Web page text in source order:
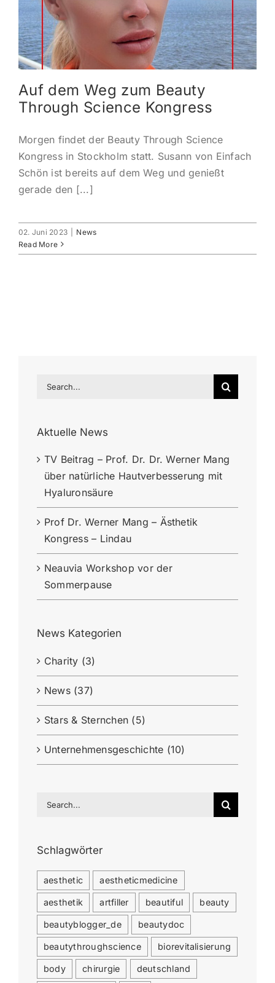
KONTAKT
ANMELDEN
IHR WARENKORB
SEARCH
Auf dem Weg zum Beauty
Through Science Kongress
Morgen findet der Beauty Through Science
Kongress in Stockholm statt. Susann von Einfach
Schön ist bereits auf dem Weg und genießt
gerade den [...]
02. Juni 2023
News
Read More
Search
Aktuelle News
TV Beitrag – Prof. Dr. Dr. Werner Mang
über natürliche Hautverbesserung mit
Hyaluronsäure
Prof Dr. Werner Mang – Ästhetik
Kongress – Lindau
Neauvia Workshop vor der
Sommerpause
News Kategorien
Charity (3)
News (37)
Stars & Sternchen (5)
Unternehmensgeschichte (10)
Search
Schlagwörter
aesthetic aestheticmedicine
aesthetik artfiller beautiful beauty
beautyblogger_de beautydoc
beautythroughscience biorevitalisierung
body chirurgie deutschland